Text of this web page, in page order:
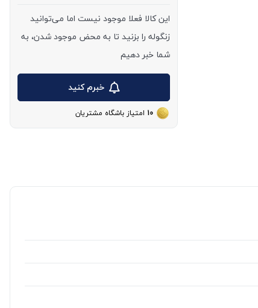
این کالا فعلا موجود نیست اما می‌توانید
زنگوله را بزنید تا به محض موجود شدن، به
شما خبر دهیم
خبرم کنید
10 امتیاز باشگاه مشتریان